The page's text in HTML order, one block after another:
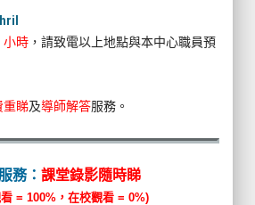
小時 ，請致電以上地點與本中心職員預
重睇及導師解答服務。
務： 課堂錄影隨時睇
= 100%，在校觀看 = 0%)